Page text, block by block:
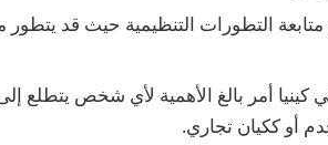
التطورات التنظيمية حيث قد يتطور
كينيا أمر بالغ الأهمية لأي شخص يتطلع
أو ككيان تجاري.